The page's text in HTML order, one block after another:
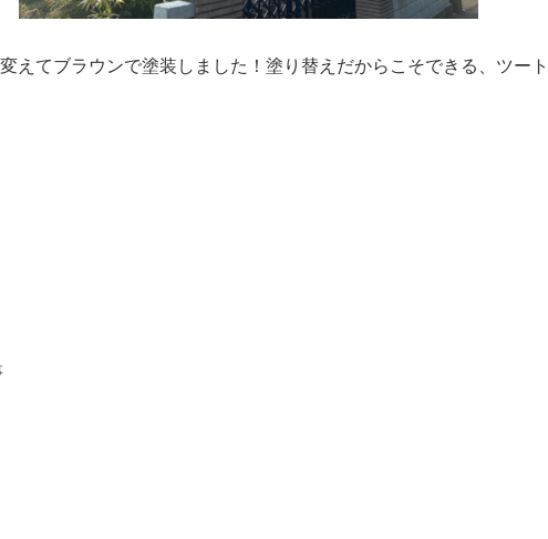
えてブラウンで塗装しました！塗り替えだからこそできる、ツー